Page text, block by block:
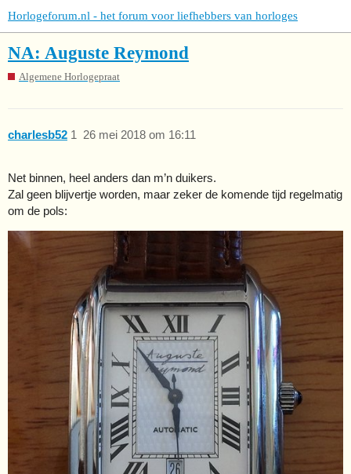
Horlogeforum.nl - het forum voor liefhebbers van horloges
NA: Auguste Reymond
Algemene Horlogepraat
charlesb52 26 mei 2018 om 16:11
1
Net binnen, heel anders dan m’n duikers.
Zal geen blijvertje worden, maar zeker de komende tijd regelmatig
om de pols: